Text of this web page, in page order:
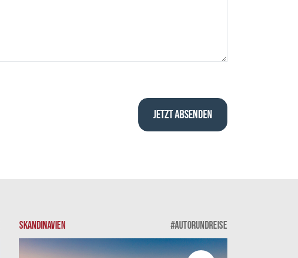
SKANDINAVIEN #AUTORUNDREISE